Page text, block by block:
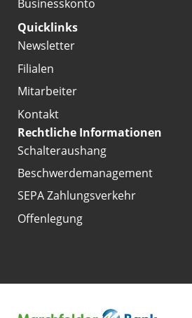
Businesskonto
Quicklinks
Newsletter
Filialen
Mitarbeiter
Kontakt
Rechtliche Informationen
Schalteraushang
Beschwerdemanagement
SEPA Zahlungsverkehr
Offenlegung